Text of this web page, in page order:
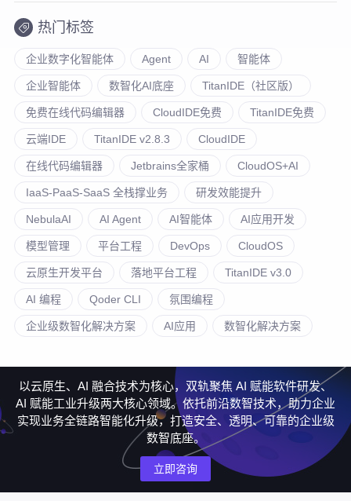
热门标签
企业数字化智能体 Agent AI 智能体
企业智能体 数智化AI底座 TitanIDE（社区版）
免费在线代码编辑器 CloudIDE免费 TitanIDE免费
云端IDE TitanIDE v2.8.3 CloudIDE
在线代码编辑器 Jetbrains全家桶 CloudOS+AI
IaaS-PaaS-SaaS 全栈撑业务 研发效能提升
NebulaAI AI Agent AI智能体 AI应用开发
模型管理 平台工程 DevOps CloudOS
云原生开发平台 落地平台工程 TitanIDE v3.0
AI 编程 Qoder CLI 氛围编程
企业级数智化解决方案 AI应用 数智化解决方案
以云原生、AI 融合技术为核心，双轨聚焦 AI 赋能软件研发、
AI 赋能工业升级两大核心领域。依托前沿数智技术，助力企业
实现业务全链路智能化升级，打造安全、透明、可靠的企业级
数智底座。
立即咨询